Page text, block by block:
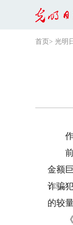
首页 > 光明
作
前不
金额
诈骗
的较
《天